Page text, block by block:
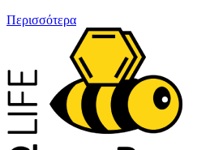
Περισσότερα